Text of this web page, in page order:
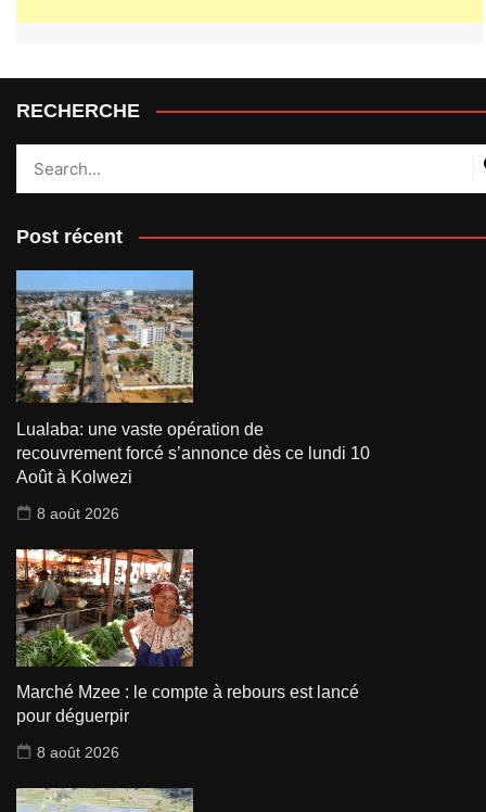
RECHERCHE
Post récent
Lualaba: une vaste opération de
recouvrement forcé s’annonce dès ce lundi 10
Août à Kolwezi
8 août 2026
Marché Mzee : le compte à rebours est lancé
pour déguerpir
8 août 2026